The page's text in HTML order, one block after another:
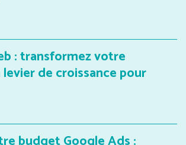
: transformez votre
de croissance pour